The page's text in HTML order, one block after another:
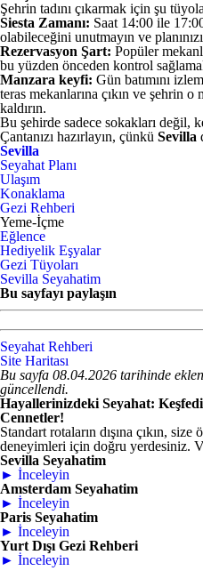
Şehrin tadını çıkarmak için şu
Siesta Zamanı: Saat 14:00 ile
olabileceğini unutmayın ve
Rezervasyon Şart: Popüler
bu yüzden önceden kontrol
Manzara keyfi: Gün batımını
teras mekanlarına çıkın ve şehrin o
kaldırın.
Bu şehirde sadece sokakları değil,
Çantanızı hazırlayın, çünkü Sevilla
Sevilla
Seyahat Planı
Ulaşım
Konaklama
Gezi Rehberi
Yeme-İçme
Eğlence
Hediyelik Eşyalar
Gezi Tüyoları
Sevilla Seyahatim
Bu sayfayı paylaşın
Seyahat Rehberi
Site Haritası
Bu sayfa 08.04.2026 tarihinde
güncellendi.
Hayallerinizdeki Seyahat:
Cennetler!
Standart rotaların dışına çıkın,
deneyimleri için doğru yerdesiniz.
Sevilla Seyahatim
► İnceleyin
Amsterdam Seyahatim
► İnceleyin
Paris Seyahatim
► İnceleyin
Yurt Dışı Gezi Rehberi
► İnceleyin